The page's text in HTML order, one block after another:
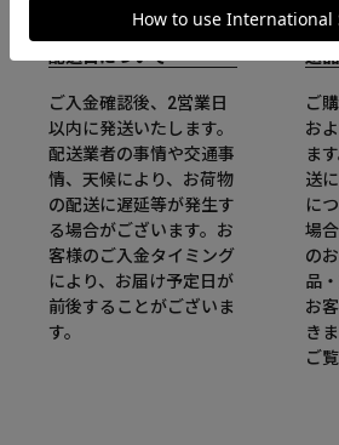
配送日について
ご入金確認後、2営業日
以内に発送いたします。
配送業者の事情や交通事
情、天候により、お荷物
の配送に遅延等が発生す
る場合がございます。お
客様のご入金タイミング
により、お届け予定日が
前後することがございま
す。
返
ご
お
ま
送
に
場
の
品
お
き
ご